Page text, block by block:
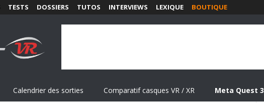
TESTS DOSSIERS TUTOS INTERVIEWS LEXIQUE BOUTIQUE
Calendrier des sorties Comparatif casques VR / XR Meta Quest 3